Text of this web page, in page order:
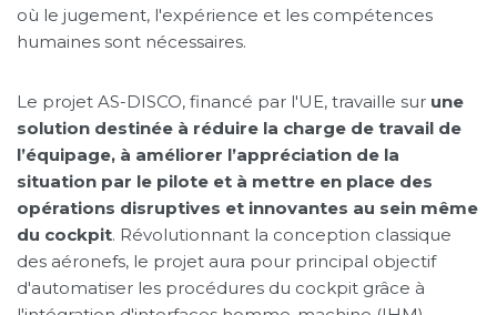
où le jugement, l'expérience et les compétences
humaines sont nécessaires.
Le projet AS-DISCO, financé par l'UE, travaille sur une
solution destinée à réduire la charge de travail de
l’équipage, à améliorer l’appréciation de la
situation par le pilote et à mettre en place des
opérations disruptives et innovantes au sein même
du cockpit. Révolutionnant la conception classique
des aéronefs, le projet aura pour principal objectif
d'automatiser les procédures du cockpit grâce à